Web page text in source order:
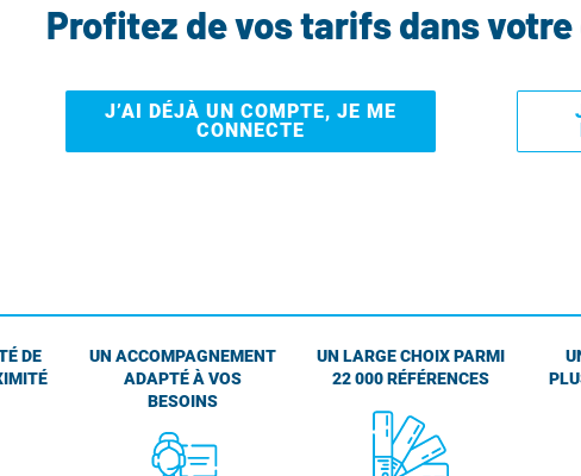
Profitez de vos tarifs dans votre
J’AI DÉJÀ UN COMPTE, JE ME
CONNECTE
DE
UN ACCOMPAGNEMENT
ADAPTÉ À VOS
BESOINS
UN LARGE CHOIX PARMI
22 000 RÉFÉRENCES